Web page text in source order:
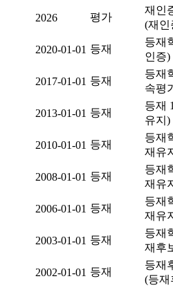
2026 평가
재인
(재인
2020-01-01 등재
등재
인증)
2017-01-01 등재
등재
속평
2013-01-01 등재
등재
유지)
2010-01-01 등재
등재
재유
2008-01-01 등재
등재
재유
2006-01-01 등재
등재
재유
2003-01-01 등재
등재
재후
2002-01-01 등재
등재
(등재